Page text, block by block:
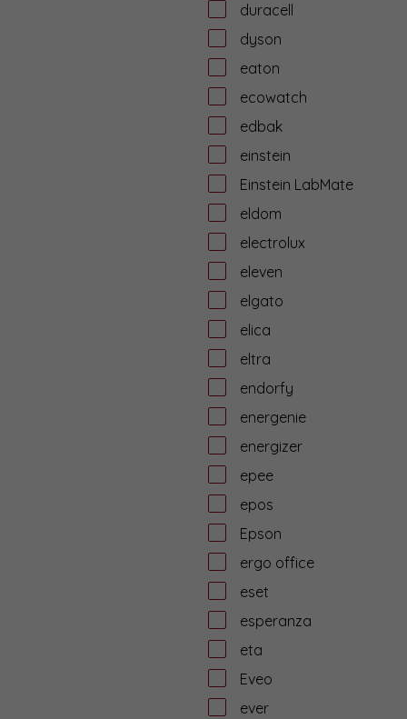
duracell
dyson
eaton
ecowatch
edbak
einstein
Einstein LabMate
eldom
electrolux
eleven
elgato
elica
eltra
endorfy
energenie
energizer
epee
epos
Epson
ergo office
eset
esperanza
eta
Eveo
ever